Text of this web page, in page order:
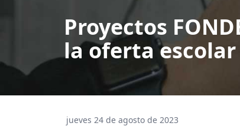
Proyectos
la oferta
jueves 24 de agosto de 2023